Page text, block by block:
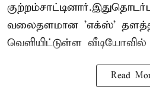
வலைதளமான 'எக்ஸ்'
வெளியிட்டுள்ள வீடியோவில்
Read